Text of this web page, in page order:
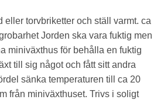
eller torvbriketter och ställ varmt. ca
Jorden ska vara fuktig men
miniväxthus för behålla en fuktig
till sig något och fått sitt andra
sänka temperaturen till ca 20
från miniväxthuset. Trivs i soligt